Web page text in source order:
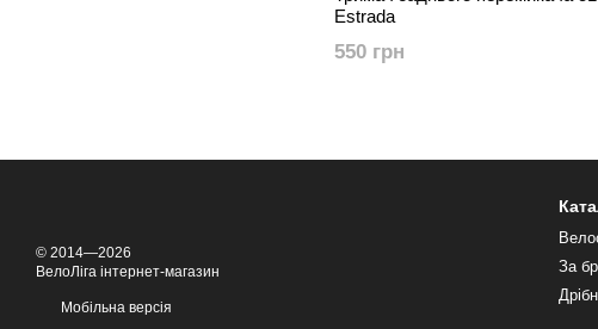
Estrada
550 грн
© 2014—2026
ВелоЛіга інтернет-магазин
Мобільна версія
За